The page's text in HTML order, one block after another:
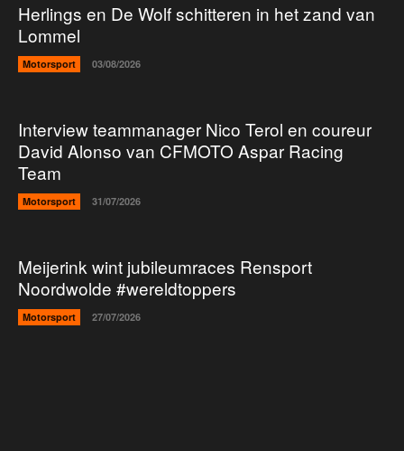
Herlings en De Wolf schitteren in het zand van
Lommel
Motorsport 03/08/2026
Interview teammanager Nico Terol en coureur
David Alonso van CFMOTO Aspar Racing
Team
Motorsport 31/07/2026
Meijerink wint jubileumraces Rensport
Noordwolde #wereldtoppers
Motorsport 27/07/2026